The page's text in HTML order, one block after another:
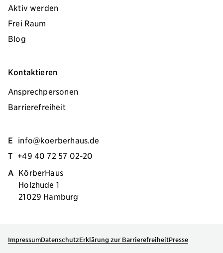
Aktiv werden
Frei Raum
Blog
Kontaktieren
Ansprechpersonen
Barrierefreiheit
E info@koerberhaus.de
T +49 40 72 57 02-20
A KörberHaus
Holzhude 1
21029 Hamburg
ImpressumDatenschutzErklärung zur BarrierefreiheitPresse